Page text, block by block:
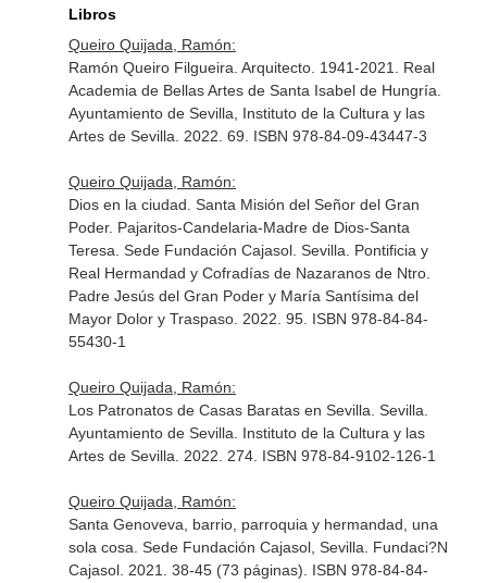
Libros
Queiro Quijada, Ramón:
Ramón Queiro Filgueira. Arquitecto. 1941-2021. Real
Academia de Bellas Artes de Santa Isabel de Hungría.
Ayuntamiento de Sevilla, Instituto de la Cultura y las
Artes de Sevilla. 2022. 69. ISBN 978-84-09-43447-3
Queiro Quijada, Ramón:
Dios en la ciudad. Santa Misión del Señor del Gran
Poder. Pajaritos-Candelaria-Madre de Dios-Santa
Teresa. Sede Fundación Cajasol. Sevilla. Pontificia y
Real Hermandad y Cofradías de Nazaranos de Ntro.
Padre Jesús del Gran Poder y María Santísima del
Mayor Dolor y Traspaso. 2022. 95. ISBN 978-84-84-
55430-1
Queiro Quijada, Ramón:
Los Patronatos de Casas Baratas en Sevilla. Sevilla.
Ayuntamiento de Sevilla. Instituto de la Cultura y las
Artes de Sevilla. 2022. 274. ISBN 978-84-9102-126-1
Queiro Quijada, Ramón:
Santa Genoveva, barrio, parroquia y hermandad, una
sola cosa. Sede Fundación Cajasol, Sevilla. Fundaci?N
Cajasol. 2021. 38-45 (73 páginas). ISBN 978-84-84-